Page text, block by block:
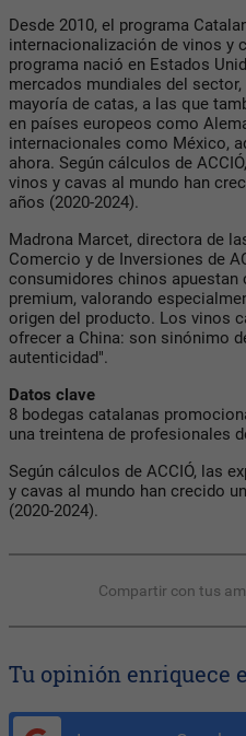
Desde 2010, el programa
internacionalización de vinos y
programa nació en Estados
mercados mundiales del
mayoría de catas, a las que
en países europeos como
internacionales como México,
ahora. Según cálculos de
vinos y cavas al mundo han
años (2020-2024).
Madrona Marcet, directora de
Comercio y de Inversiones de
consumidores chinos apuestan
premium, valorando
origen del producto. Los vinos
ofrecer a China: son sinónimo
autenticidad".
Datos clave
8 bodegas catalanas
una treintena de profesionales
Según cálculos de ACCIÓ, las
y cavas al mundo han crecido
(2020-2024).
Compartir con tus
Tu opinión enriquece